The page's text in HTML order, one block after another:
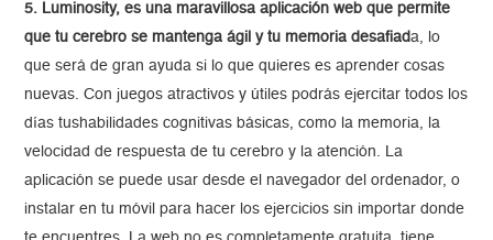
5. Luminosity, es una maravillosa aplicación web que permite
que tu cerebro se mantenga ágil y tu memoria desafiada, lo
que será de gran ayuda si lo que quieres es aprender cosas
nuevas. Con juegos atractivos y útiles podrás ejercitar todos los
días tushabilidades cognitivas básicas, como la memoria, la
velocidad de respuesta de tu cerebro y la atención. La
aplicación se puede usar desde el navegador del ordenador, o
instalar en tu móvil para hacer los ejercicios sin importar donde